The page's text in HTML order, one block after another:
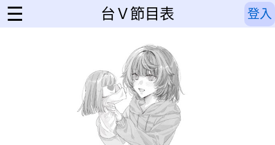
☰ 台Ｖ節目表 登入